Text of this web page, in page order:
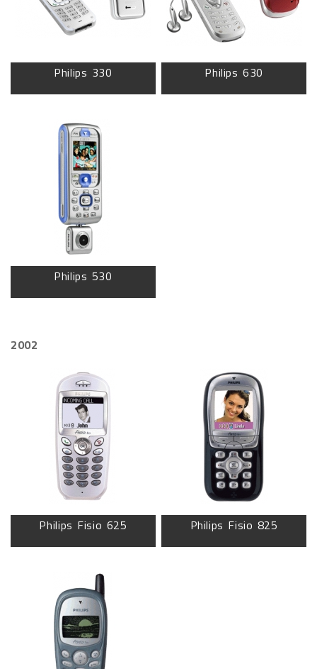
Philips 330 Philips 630
Philips 530
2002
Philips Fisio 625 Philips Fisio 825